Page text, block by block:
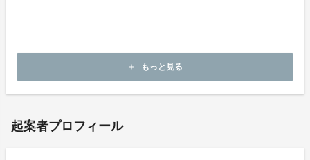
所等へのお問い合わせはご遠慮願います。
add もっと見る
起案者プロフィール